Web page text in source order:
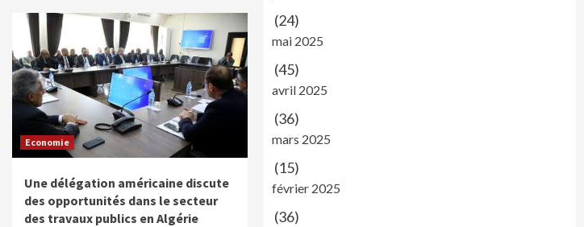
Economie
Une délégation américaine discute
des opportunités dans le secteur
des travaux publics en Algérie
(24)
mai 2025
(45)
avril 2025
(36)
mars 2025
(15)
février 2025
(36)